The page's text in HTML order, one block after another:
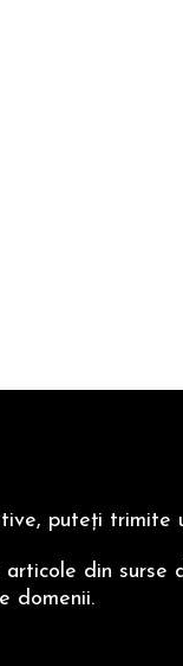
puteţi trimite
din surse
domenii.